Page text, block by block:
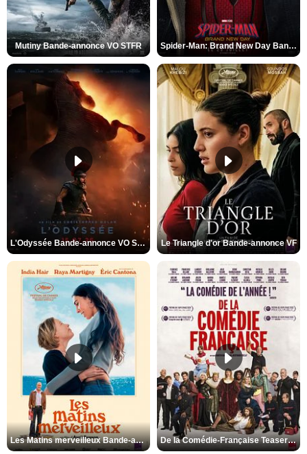
Mutiny Bande-annonce VO STFR Spider-Man: Brand New Day Bande-annonce VO STFR
L'Odyssée Bande-annonce VO STFR Le Triangle d'or Bande-annonce VF
Les Matins merveilleux Bande-annonce VF De la Comédie-Française Teaser VF